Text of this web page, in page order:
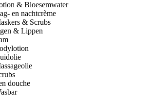
& Bloesemwater
en nachtcrème
& Scrubs
& Lippen
douche